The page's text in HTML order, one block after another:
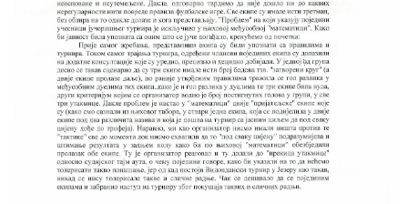
СКУПШТИНА
Статут Општине
Скупштинско вијеће општине језеро
Састав Скупштине
Службени Гласници